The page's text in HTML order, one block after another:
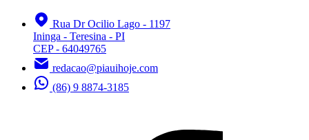
Rua Dr Ocilio Lago - 1197
Ininga - Teresina - PI
CEP - 64049765
redacao@piauihoje.com
(86) 9 8874-3185